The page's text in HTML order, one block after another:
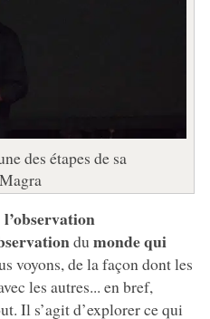
des étapes de sa
du monde qui
voyons, de la façon dont les
les autres... en bref,
Il s’agit d’explorer ce qui